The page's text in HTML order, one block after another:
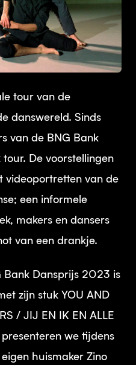
tour van de
danswereld. Sinds
van de BNG Bank
tour. De voorstellingen
videoportretten van de
een informele
makers en dansers
van een drankje.
Bank Dansprijs 2023 is
zijn stuk YOU AND
/ JIJ EN IK EN ALLE
we tijdens
huismaker Zino